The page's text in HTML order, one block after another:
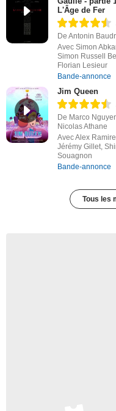
L'Âge de Fer
De Antonin
Avec Simon
Simon Russell
Florian Lesieur
Bande-annonce
Jim Queen
De Marco
Nicolas Athane
Avec Alex
Jérémy Gillet,
Souagnon
Bande-annonce
Tous les